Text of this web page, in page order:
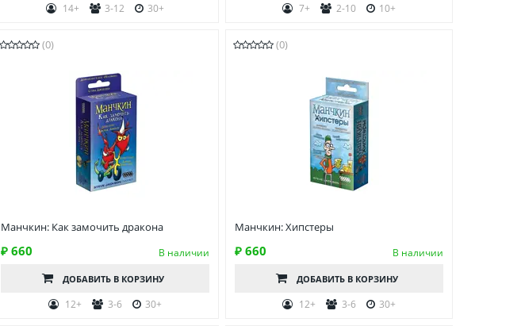
14+ 3-12 30+ 7+ 2-10 10+
(0)
Манчкин: Как замочить дракона
₽ 660 В наличии
ДОБАВИТЬ В КОРЗИНУ
12+ 3-6 30+
(0)
Манчкин: Хипстеры
₽ 660 В наличии
ДОБАВИТЬ В КОРЗИНУ
12+ 3-6 30+